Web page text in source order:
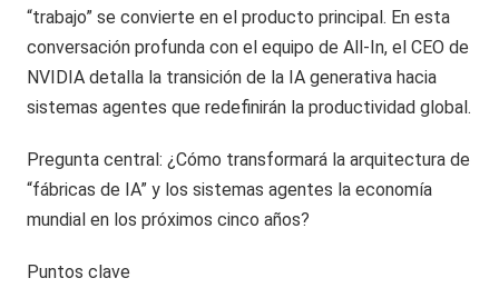
“trabajo” se convierte en el producto principal. En esta
conversación profunda con el equipo de All-In, el CEO de
NVIDIA detalla la transición de la IA generativa hacia
sistemas agentes que redefinirán la productividad global.
Pregunta central: ¿Cómo transformará la arquitectura de
“fábricas de IA” y los sistemas agentes la economía
mundial en los próximos cinco años?
Puntos clave